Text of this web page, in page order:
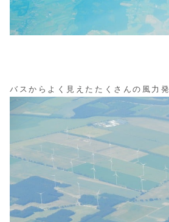
バスからよく見えたたくさんの風力